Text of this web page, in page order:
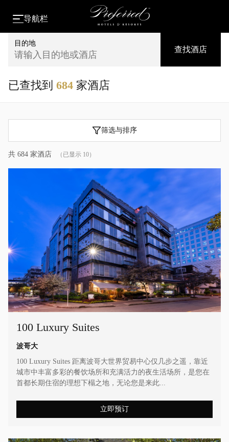
导航栏
目的地
请输入目的地或酒店
查找酒店
已查找到 684 家酒店
筛选与排序
共 684 家酒店 （已显示 10）
100 Luxury Suites
波哥大
100 Luxury Suites 距离波哥大世界贸易中心仅几步之遥，靠近
城市中丰富多彩的餐饮场所和充满活力的夜生活场所，是您在
首都长期住宿的理想下榻之地，无论您是来此...
立即预订